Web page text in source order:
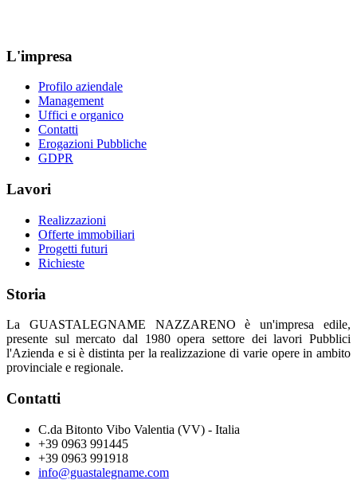
L'impresa
Profilo aziendale
Management
Uffici e organico
Contatti
Erogazioni Pubbliche
GDPR
Lavori
Realizzazioni
Offerte immobiliari
Progetti futuri
Richieste
Storia
La GUASTALEGNAME NAZZARENO è un'impresa edile,
presente sul mercato dal 1980 opera settore dei lavori Pubblici
l'Azienda e si è distinta per la realizzazione di varie opere in ambito
provinciale e regionale.
Contatti
C.da Bitonto Vibo Valentia (VV) - Italia
+39 0963 991445
+39 0963 991918
info@guastalegname.com